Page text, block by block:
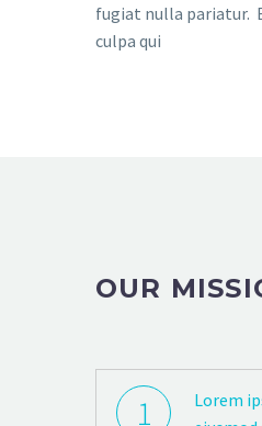
fugiat nulla pariatur.
culpa qui
OUR
1
Lorem